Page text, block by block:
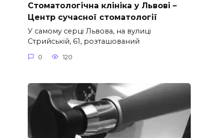
Стоматологічна клініка у Львові –
Центр сучасної стоматології
У самому серці Львова, на вулиці
Стрийській, 61, розташований
0 120